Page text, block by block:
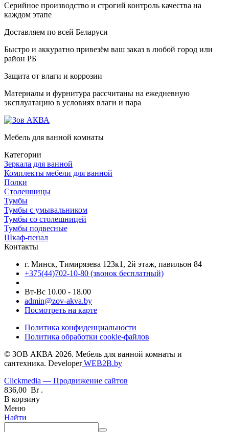
Серийное производство и строгий контроль качества на
каждом этапе
Доставляем по всей Беларуси
Быстро и аккуратно привезём ваш заказ в любой город или
район РБ
Защита от влаги и коррозии
Материалы и фурнитура рассчитаны на ежедневную
эксплуатацию в условиях влаги и пара
Мебель для ванной комнаты
Категории
Зеркала для ванной
Комплекты мебели для ванной
Полки
Столешницы
Тумбы
Тумбы с умывальником
Тумбы со столешницей
Тумбы подвесные
Шкаф-пенал
Контакты
г. Минск, Тимирязева 123к1, 2й этаж, павильон 84
+375(44)702-10-80 (звонок бесплатный)
Вт-Вс 10.00 - 18.00
admin@zov-akva.by
Посмотреть на карте
Политика конфиденциальности
Политика обработки cookie-файлов
© ЗОВ АКВА 2026. Мебель для ванной комнаты и
сантехника. DeveloperWEB2B.by
Clickmedia — Продвижение сайтов
836,00 Br .
В корзину
Меню
Найти